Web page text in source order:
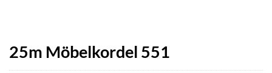
25m Möbelkordel 551